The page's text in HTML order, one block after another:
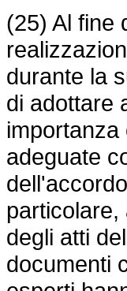
(25) Al fine
durante la
di adottare
adeguate
particolare,
degli atti
documenti